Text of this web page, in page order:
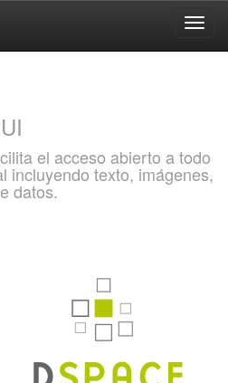
el acceso abierto a todo
incluyendo texto, imágenes,
datos.